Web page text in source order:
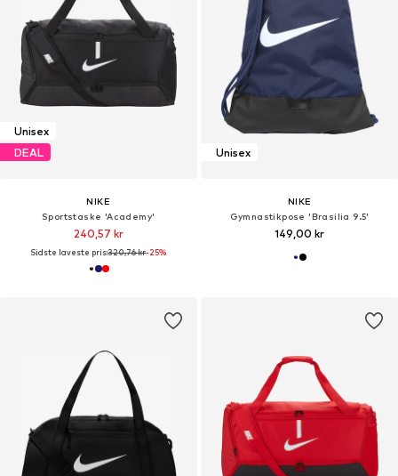
Unisex
DEAL
NIKE
Sportstaske 'Academy'
240,57 kr
Sidste laveste pris:320,76 kr-25%
Unisex
NIKE
Gymnastikpose 'Brasilia 9.5'
149,00 kr